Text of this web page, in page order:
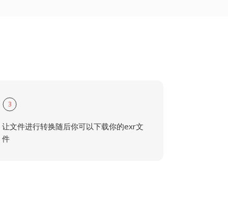
3
让文件进行转换随后你可以下载你的exr文
件